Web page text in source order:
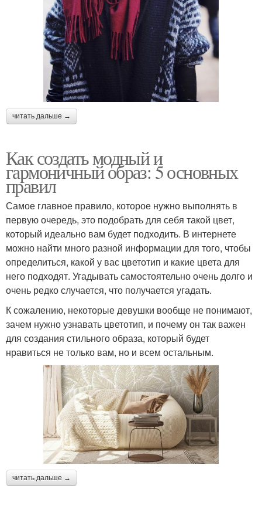
читать дальше →
Как создать модный и
гармоничный образ: 5 основных
правил
Самое главное правило, которое нужно выполнять в
первую очередь, это подобрать для себя такой цвет,
который идеально вам будет подходить. В интернете
можно найти много разной информации для того, чтобы
определиться, какой у вас цветотип и какие цвета для
него подходят. Угадывать самостоятельно очень долго и
очень редко случается, что получается угадать.
К сожалению, некоторые девушки вообще не понимают,
зачем нужно узнавать цветотип, и почему он так важен
для создания стильного образа, который будет
нравиться не только вам, но и всем остальным.
читать дальше →